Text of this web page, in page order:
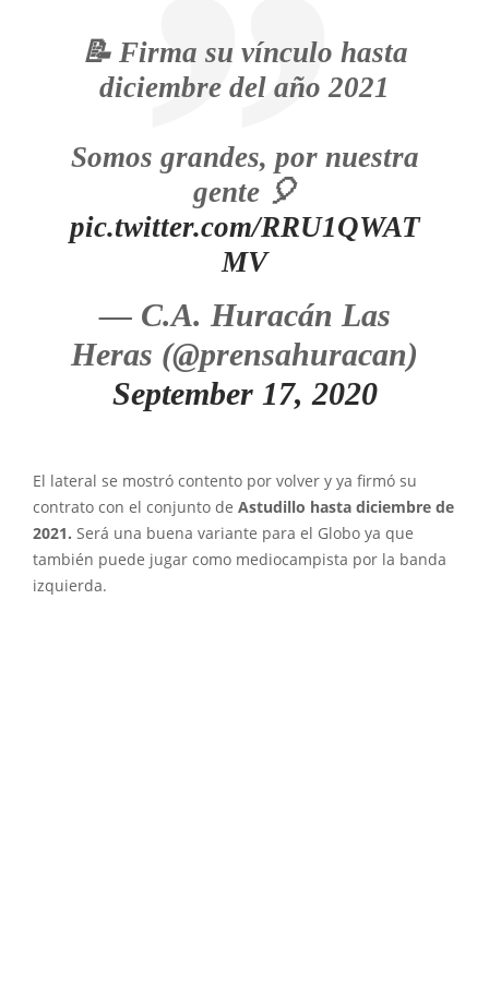
📝 Firma su vínculo hasta
diciembre del año 2021
Somos grandes, por nuestra
gente 🎈
pic.twitter.com/RRU1QWAT
MV
— C.A. Huracán Las
Heras (@prensahuracan)
September 17, 2020
El lateral se mostró contento por volver y ya firmó su
contrato con el conjunto de Astudillo hasta diciembre de
2021. Será una buena variante para el Globo ya que
también puede jugar como mediocampista por la banda
izquierda.